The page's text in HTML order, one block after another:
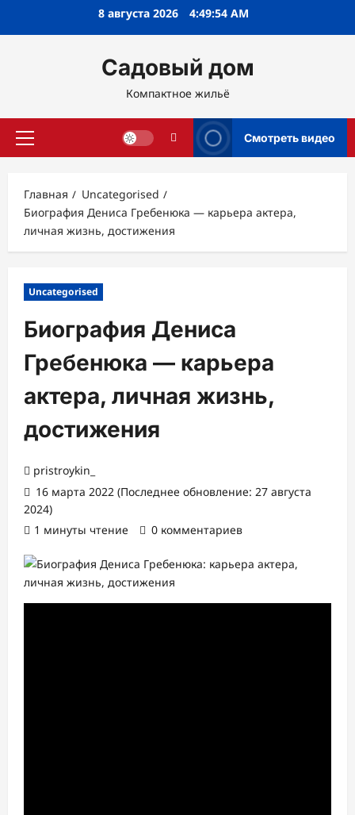
8 августа 2026 4:49:55 AM
Садовый дом
Компактное жильё
Основное
Смотреть видео
Главная
Uncategorised
Биография Дениса Гребенюка — карьера актера,
личная жизнь, достижения
Uncategorised
Биография Дениса
Гребенюка — карьера
актера, личная жизнь,
достижения
pristroykin_
16 марта 2022 (Последнее обновление: 27 августа
2024)
1 минуты чтение
0 комментариев